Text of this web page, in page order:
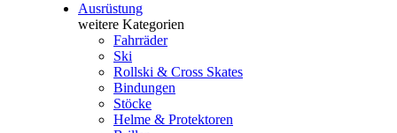
Ausrüstung
weitere Kategorien
Fahrräder
Ski
Rollski & Cross Skates
Bindungen
Stöcke
Helme & Protektoren